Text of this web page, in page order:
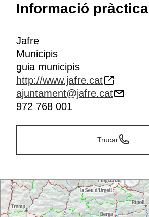
Informació pràctica
Jafre
Municipis
guia municipis
http://www.jafre.cat
ajuntament@jafre.cat
972 768 001
Trucar